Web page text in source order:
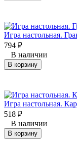
Игра настольная.
794 ₽
В наличии
В корзину
Игра настольная.
518 ₽
В наличии
В корзину